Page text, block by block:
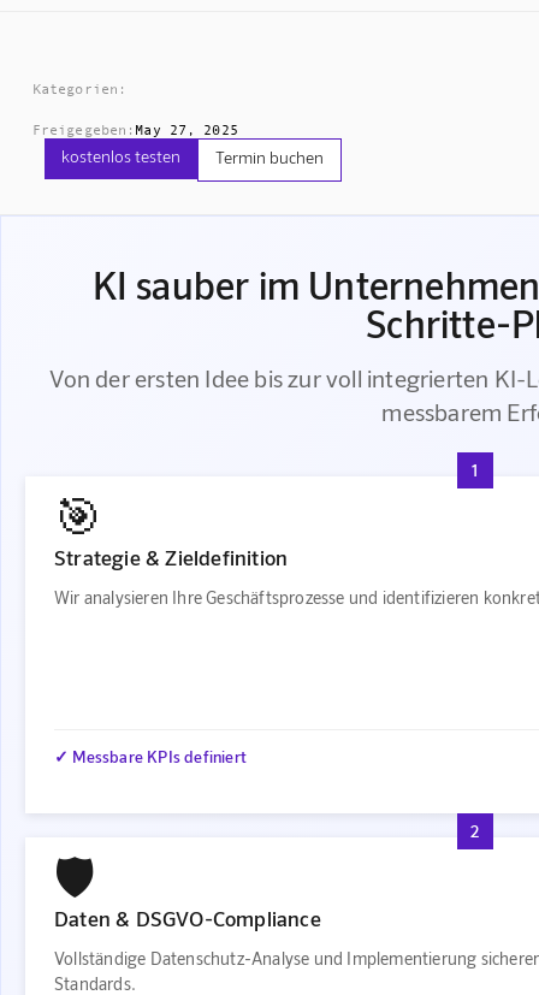
Kategorien:
Freigegeben: May 27, 2025
kostenlos testen Termin buchen
KI sauber im
Schritte-
Von der ersten Idee bis zur voll integrierten
messbarem
1
🎯
Strategie & Zieldefinition
Wir analysieren Ihre Geschäftsprozesse und identifizieren
✓ Messbare KPIs definiert
2
🛡️
Daten & DSGVO-Compliance
Vollständige Datenschutz-Analyse und Implementierung
Standards.